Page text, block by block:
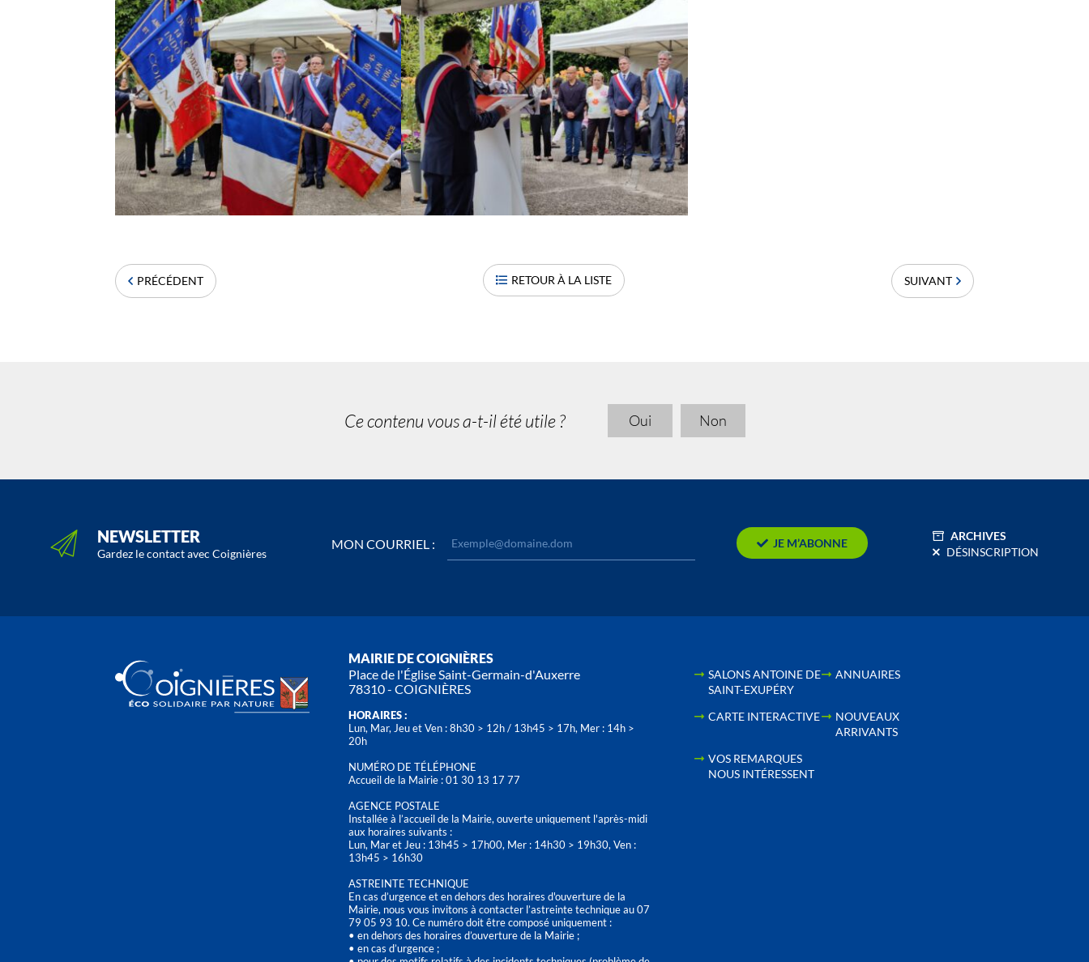
PRÉCÉDENT RETOUR À LA LISTE SUIVANT
Ce contenu vous a-t-il été utile ? Oui Non
NEWSLETTER
Gardez le contact avec Coignières
MON COURRIEL : JE M’ABONNE
ARCHIVES
DÉSINSCRIPTION
MAIRIE DE COIGNIÈRES
Place de l'Église Saint-Germain-d'Auxerre
78310 - COIGNIÈRES
HORAIRES :
Lun, Mar, Jeu et Ven : 8h30 > 12h / 13h45 > 17h, Mer : 14h >
20h
NUMÉRO DE TÉLÉPHONE
Accueil de la Mairie : 01 30 13 17 77
AGENCE POSTALE
Installée à l’accueil de la Mairie, ouverte uniquement l'après-midi
aux horaires suivants :
Lun, Mar et Jeu : 13h45 > 17h00, Mer : 14h30 > 19h30, Ven :
13h45 > 16h30
ASTREINTE TECHNIQUE
En cas d’urgence et en dehors des horaires d'ouverture de la
Mairie, nous vous invitons à contacter l’astreinte technique au 07
79 05 93 10. Ce numéro doit être composé uniquement :
• en dehors des horaires d’ouverture de la Mairie ;
• en cas d’urgence ;
SALONS ANTOINE DE
SAINT-EXUPÉRY
ANNUAIRES
CARTE INTERACTIVE
NOUVEAUX
ARRIVANTS
VOS REMARQUES
NOUS INTÉRESSENT